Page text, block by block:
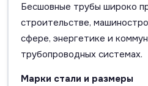
Бесшовные трубы широко
строительстве,
сфере, энергетике и
трубопроводных системах.
Марки стали и размеры